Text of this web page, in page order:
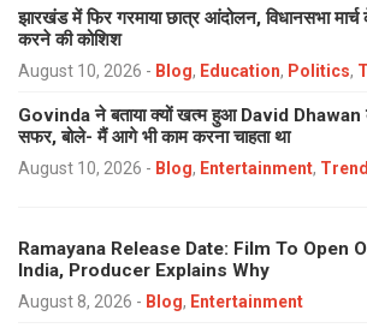
झारखंड में फिर गरमाया छात्र आंदोलन, विधानसभा मार्च
करने की कोशिश
August 10, 2026 - Blog, Education, Politics,
Govinda ने बताया क्यों खत्म हुआ David Dhawan
सफर, बोले- मैं आगे भी काम करना चाहता था
August 10, 2026 - Blog, Entertainment,
Ramayana Release Date: Film To Open
India, Producer Explains Why
August 8, 2026 - Blog, Entertainment